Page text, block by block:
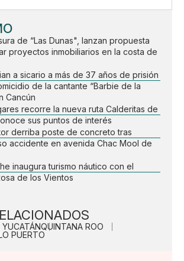
de “Las Dunas", lanzan propuesta
proyectos inmobiliarios en la costa de
a sicario a más de 37 años de prisión
de la cantante “Barbie de la
Cancún
recorre la nueva ruta Calderitas de
sus puntos de interés
derriba poste de concreto tras
accidente en avenida Chac Mool de
inaugura turismo náutico con el
de los Vientos
YUCATÁNQUINTANA ROO
PUERTO